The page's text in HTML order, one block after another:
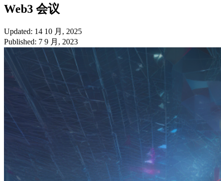
Web3 会议
Updated: 14 10 月, 2025
Published: 7 9 月, 2023